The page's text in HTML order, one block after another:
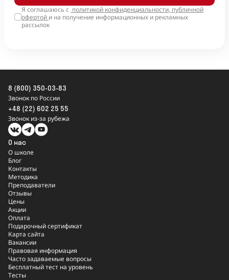
Я соглашаюсь с политикой конфиденциальности, публичной
офертой и на получение информационных и рекламных
рассылок
8 (800) 350-03-83
Звонок по России
+48 (22) 602 25 55
Звонок из-за рубежа
О нас
О школе
Блог
Контакты
Методика
Преподаватели
Отзывы
Цены
Акции
Оплата
Подарочный сертификат
Карта сайта
Вакансии
Правовая информация
Часто задаваемые вопросы
Бесплатный тест на уровень
Тесты